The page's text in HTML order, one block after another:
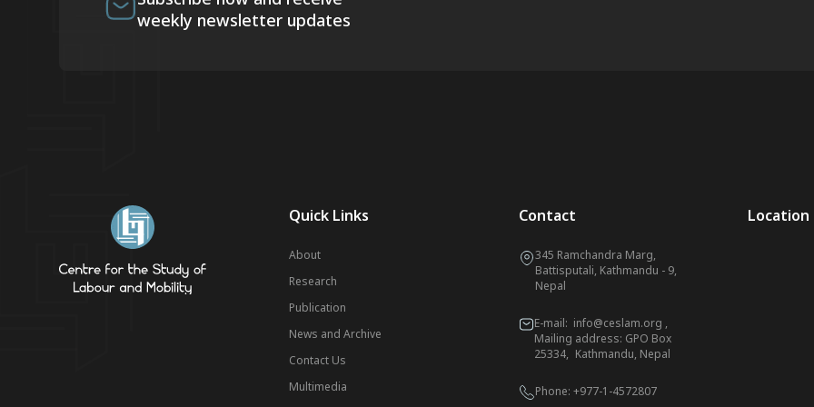
weekly newsletter updates
Quick Links
About
Research
Publication
News and Archive
Contact Us
Multimedia
Contact
345 Ramchandra Marg,
Battisputali, Kathmandu - 9,
Nepal
E-mail: info@ceslam.org ,
Mailing address: GPO Box
25334, Kathmandu, Nepal
Phone: +977-1-4572807
Location